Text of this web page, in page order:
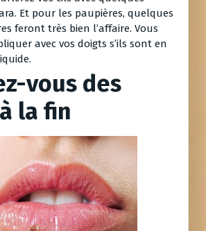
Et pour les paupières, quelques
feront très bien l’affaire. Vous
avec vos doigts s’ils sont en
vous des
la fin